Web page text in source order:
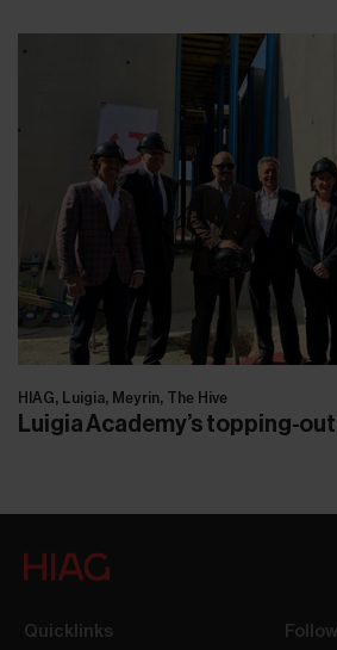
HIAG, Luigia, Meyrin, The Hive
Luigia Academy’s topping-
Quicklinks